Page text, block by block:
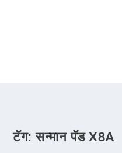
टॅग:सन्मान पॅड X8A